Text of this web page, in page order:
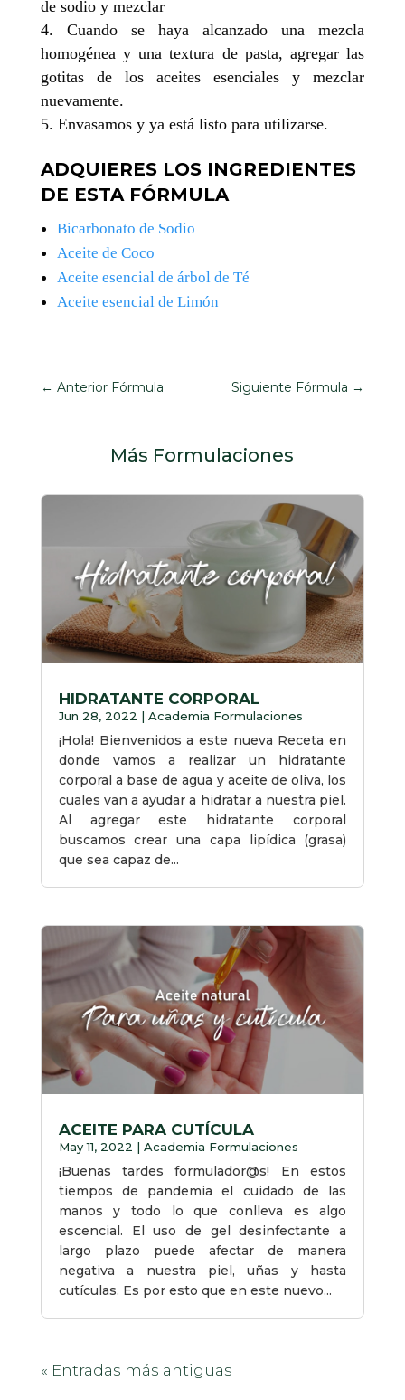
de sodio y mezclar
Cuando se haya alcanzado una mezcla
homogénea y una textura de pasta, agregar las
gotitas de los aceites esenciales y mezclar
nuevamente.
Envasamos y ya está listo para utilizarse.
ADQUIERES LOS INGREDIENTES
DE ESTA FÓRMULA
Bicarbonato de Sodio
Aceite de Coco
Aceite esencial de árbol de Té
Aceite esencial de Limón
← Anterior Fórmula Siguiente Fórmula →
Más Formulaciones
HIDRATANTE CORPORAL
Jun 28, 2022 | Academia Formulaciones
¡Hola! Bienvenidos a este nueva Receta en
donde vamos a realizar un hidratante
corporal a base de agua y aceite de oliva, los
cuales van a ayudar a hidratar a nuestra piel.
Al agregar este hidratante corporal
buscamos crear una capa lipídica (grasa)
que sea capaz de...
ACEITE PARA CUTÍCULA
May 11, 2022 | Academia Formulaciones
¡Buenas tardes formulador@s! En estos
tiempos de pandemia el cuidado de las
manos y todo lo que conlleva es algo
escencial. El uso de gel desinfectante a
largo plazo puede afectar de manera
negativa a nuestra piel, uñas y hasta
cutículas. Es por esto que en este nuevo...
« Entradas más antiguas